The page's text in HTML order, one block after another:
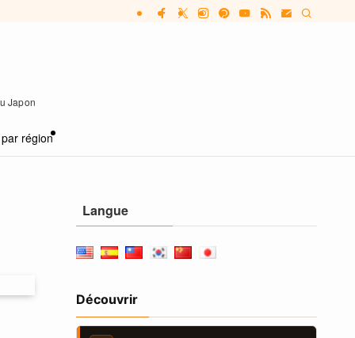
Japon
région
Langue
Découvrir